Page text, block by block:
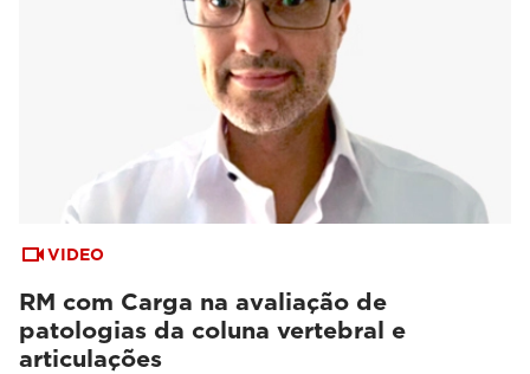
VIDEO
RM com Carga na avaliação de
patologias da coluna vertebral e
articulações